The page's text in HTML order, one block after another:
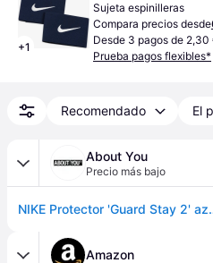
+1
Sujeta espinilleras
Compara precios desde
Desde 3 pagos de 2,30
Prueba pagos flexibles*
Recomendado El
About You
Precio más bajo
NIKE
Amazon